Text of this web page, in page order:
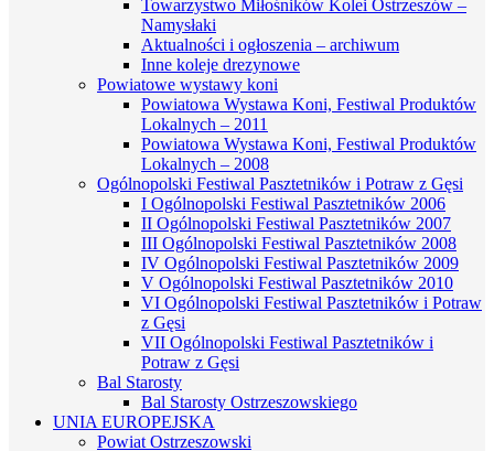
Towarzystwo Miłośników Kolei Ostrzeszów –
Namysłaki
Aktualności i ogłoszenia – archiwum
Inne koleje drezynowe
Powiatowe wystawy koni
Powiatowa Wystawa Koni, Festiwal Produktów
Lokalnych – 2011
Powiatowa Wystawa Koni, Festiwal Produktów
Lokalnych – 2008
Ogólnopolski Festiwal Pasztetników i Potraw z Gęsi
I Ogólnopolski Festiwal Pasztetników 2006
II Ogólnopolski Festiwal Pasztetników 2007
III Ogólnopolski Festiwal Pasztetników 2008
IV Ogólnopolski Festiwal Pasztetników 2009
V Ogólnopolski Festiwal Pasztetników 2010
VI Ogólnopolski Festiwal Pasztetników i Potraw
z Gęsi
VII Ogólnopolski Festiwal Pasztetników i
Potraw z Gęsi
Bal Starosty
Bal Starosty Ostrzeszowskiego
UNIA EUROPEJSKA
Powiat Ostrzeszowski